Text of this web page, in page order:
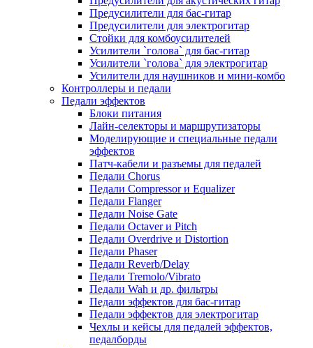
Предусилители для бас-гитар
Предусилители для электрогитар
Стойки для комбоусилителей
Усилители `голова` для бас-гитар
Усилители `голова` для электрогитар
Усилители для наушников и мини-комбо
Контроллеры и педали
Педали эффектов
Блоки питания
Лайн-селекторы и маршрутизаторы
Моделирующие и специальные педали
эффектов
Патч-кабели и разъемы для педалей
Педали Chorus
Педали Compressor и Equalizer
Педали Flanger
Педали Noise Gate
Педали Octaver и Pitch
Педали Overdrive и Distortion
Педали Phaser
Педали Reverb/Delay
Педали Tremolo/Vibrato
Педали Wah и др. фильтры
Педали эффектов для бас-гитар
Педали эффектов для электрогитар
Чехлы и кейсы для педалей эффектов,
педалборды